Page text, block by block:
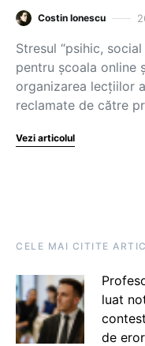
Costin Ionescu
Stresul “psihic,
pentru școala online
organizarea lecțiilor
reclamate de către
Vezi articolul
CELE MAI CITITE
luat
de